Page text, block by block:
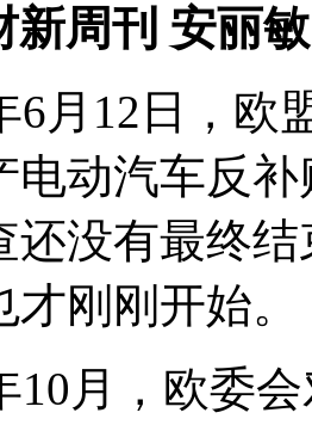
新周刊 安丽
12日，欧
电动汽车反
还没有最终
刚刚开始。
月，欧委会